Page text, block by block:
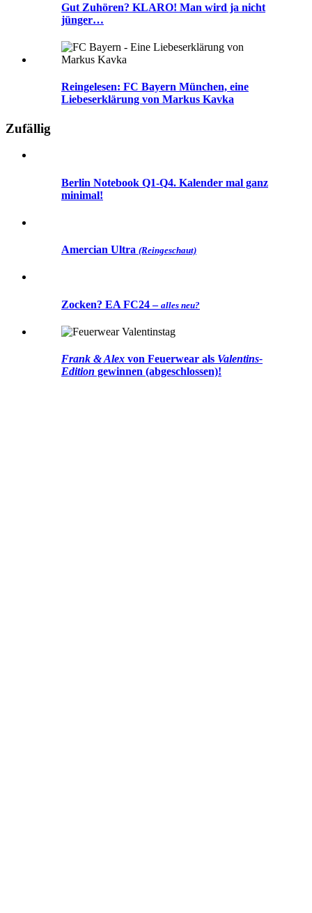
Gut Zuhören? KLARO! Man wird ja nicht
jünger…
Reingelesen: FC Bayern München, eine
Liebeserklärung von Markus Kavka
Zufällig
Berlin Notebook Q1-Q4. Kalender mal ganz
minimal!
Amercian Ultra (Reingeschaut)
Zocken? EA FC24 – alles neu?
Frank & Alex von Feuerwear als Valentins-
Edition gewinnen (abgeschlossen)!